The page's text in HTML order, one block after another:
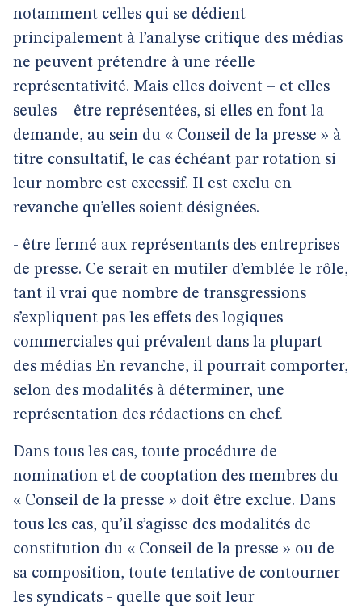
notamment celles qui se dédient
principalement à l’analyse critique des médias
ne peuvent prétendre à une réelle
représentativité. Mais elles doivent – et elles
seules – être représentées, si elles en font la
demande, au sein du « Conseil de la presse » à
titre consultatif, le cas échéant par rotation si
leur nombre est excessif. Il est exclu en
revanche qu’elles soient désignées.
- être fermé aux représentants des entreprises
de presse. Ce serait en mutiler d’emblée le rôle,
tant il vrai que nombre de transgressions
s’expliquent pas les effets des logiques
commerciales qui prévalent dans la plupart
des médias En revanche, il pourrait comporter,
selon des modalités à déterminer, une
représentation des rédactions en chef.
Dans tous les cas, toute procédure de
nomination et de cooptation des membres du
« Conseil de la presse » doit être exclue. Dans
tous les cas, qu’il s’agisse des modalités de
constitution du « Conseil de la presse » ou de
sa composition, toute tentative de contourner
les syndicats - quelle que soit leur